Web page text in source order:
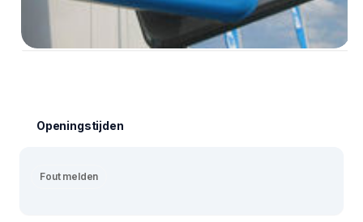
Openingstijden
Fout melden